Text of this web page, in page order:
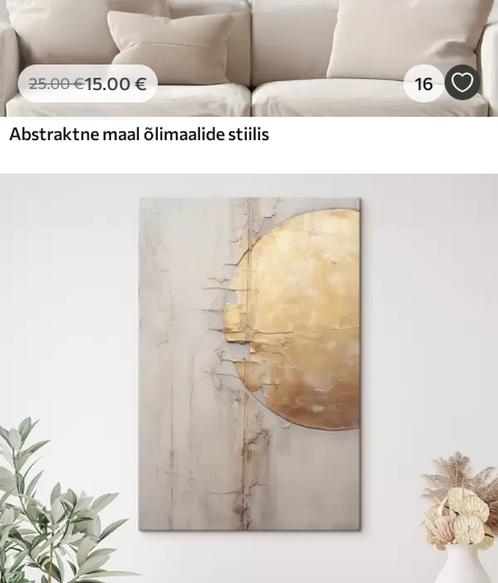
25.00€15.00€ 16
Abstraktne maal õlimaalide stiilis